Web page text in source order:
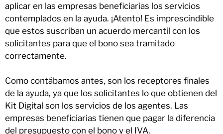
aplicar en las empresas beneficiarias los servicios
contemplados en la ayuda. ¡Atento! Es imprescindible
que estos suscriban un acuerdo mercantil con los
solicitantes para que el bono sea tramitado
correctamente.
Como contábamos antes, son los receptores finales
de la ayuda, ya que los solicitantes lo que obtienen del
Kit Digital son los servicios de los agentes. Las
empresas beneficiarias tienen que pagar la diferencia
del presupuesto con el bono y el IVA.